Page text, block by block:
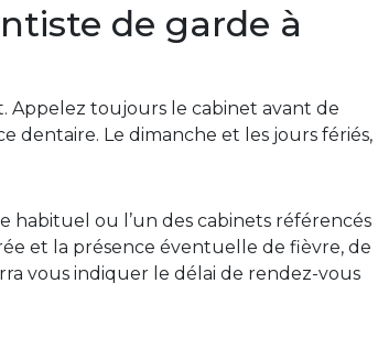
de garde à
Appelez toujours le cabinet avant de
dentaire. Le dimanche et les jours fériés,
ou l’un des cabinets référencés
et la présence éventuelle de fièvre, de
vous indiquer le délai de rendez-vous